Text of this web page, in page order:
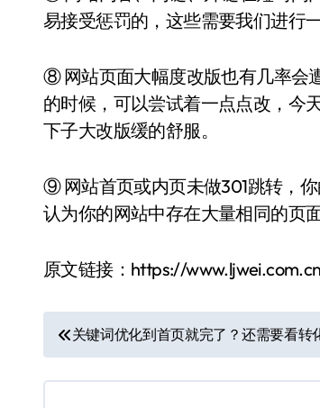
易接受惩罚的，这些需要我们进行
⑧ 网站页面大幅度改版也有几率会
的时候，可以尝试着一点点改，今
下子大改版缓的舒服。
⑨ 网站首页或内页未做301跳转，
认为你的网站中存在大量相同的页面
原文链接：https://
文
章
关键词优化到首页就完了？还需要看转